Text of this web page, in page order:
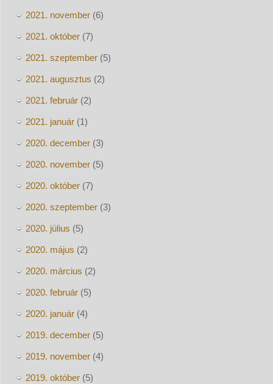
2021. november(6)
2021. október(7)
2021. szeptember(5)
2021. augusztus (2)
2021. február(2)
2021. január(1)
2020. december(3)
2020. november(5)
2020. október(7)
2020. szeptember(3)
2020. július (5)
2020. május (2)
2020. március (2)
2020. február(5)
2020. január(4)
2019. december(5)
2019. november(4)
2019. október(5)